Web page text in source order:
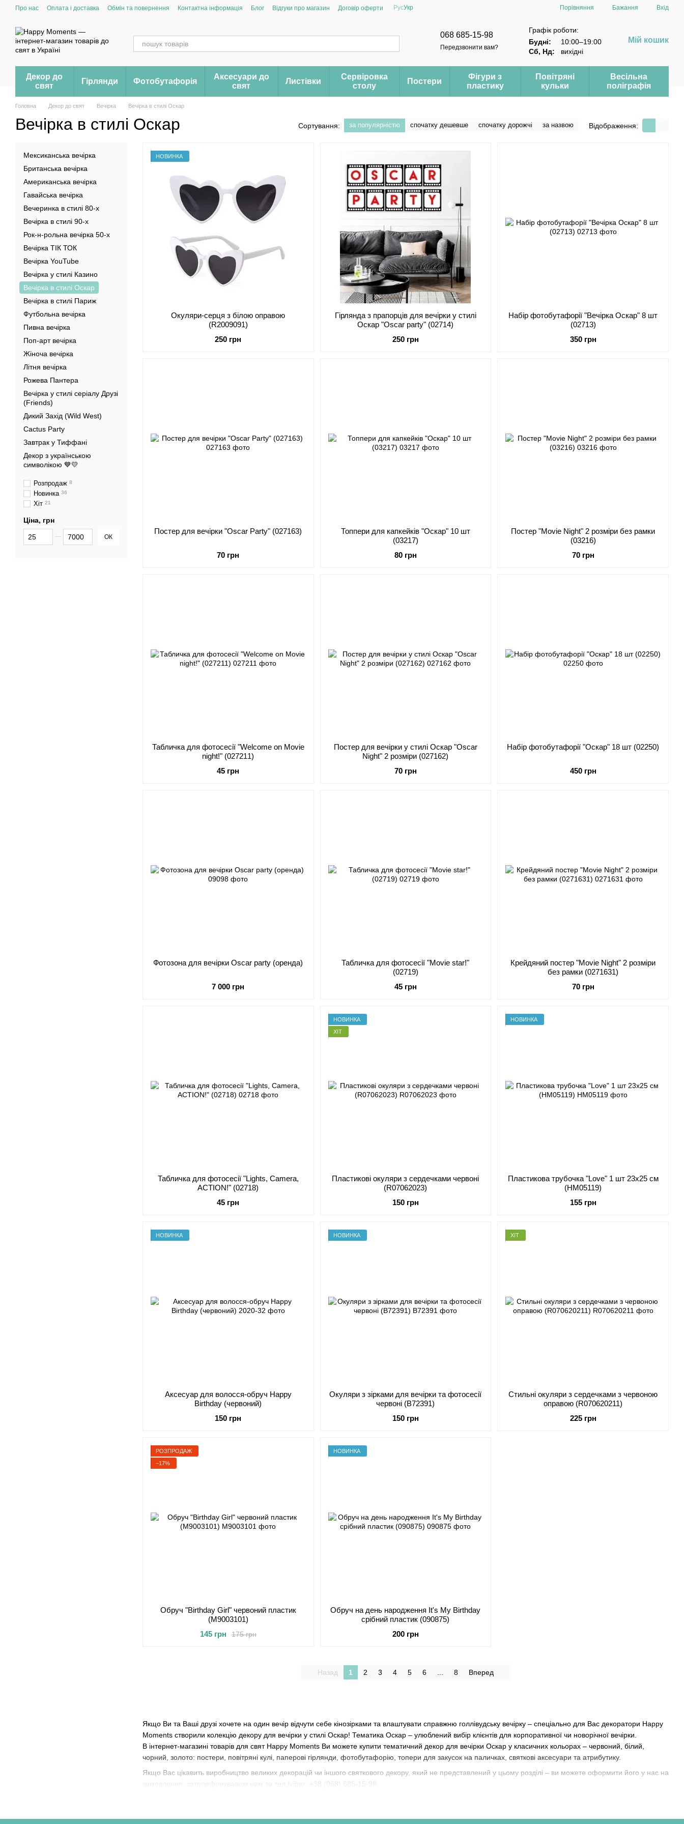
Перейти до основного контенту
Про нас Оплата і доставка Обмін та повернення Контактна інформація Блог Відгуки про магазин Договір оферти РусУкр Порівняння Бажання Вхід
068 685-15-98
Передзвонити вам?
Графік роботи:
Будні:
10:00–19:00
Сб, Нд:
вихідні
Мій кошик
Декор до
свят
Гірлянди Фотобутафорія
Аксесуари до
свят
Листівки
Сервіровка
столу
Постери
Фігури з
пластику
Повітряні
кульки
Весільна
поліграфія
Головна Декор до свят Вечірка Вечірка в стилі Оскар
Вечірка в стилі Оскар Сортування: за популярністю спочатку дешевше спочатку дорожчі за назвою Відображення:
Якщо Ви та Ваші друзі хочете на один вечір відчути себе кінозірками та влаштувати справжню голлівудську вечірку – спеціально для Вас декоратори Happy
Moments створили колекцію декору для вечірки у стилі Оскар! Тематика Оскар – улюблений вибір клієнтів для корпоративної чи новорічної вечірки.
В інтернет-магазині товарів для свят Happy Moments Ви можете купити тематичний декор для вечірки Оскар у класичних кольорах – червоний, білий,
чорний, золото: постери, повітряні кулі, паперові гірлянди, фотобутафорію, топери для закусок на паличках, святкові аксесуари та атрибутику.
Якщо Вас цікавить виробництво великих декорацій чи іншого святкового декору, який не представлений у цьому розділі – ви можете оформити його у нас на
замовлення, зателефонувавши нам за тел./viber: +38 (068) 685-15-98
НОВИНКА
Окуляри-серця з білою оправою
(R2009091)
250 грн
Гірлянда з прапорців для вечірки у стилі
Оскар "Oscar party" (02714)
250 грн
Набір фотобутафорії "Вечірка Оскар" 8 шт
(02713)
350 грн
Постер для вечірки "Oscar Party" (027163)
70 грн
Топпери для капкейків "Оскар" 10 шт
(03217)
80 грн
Постер "Movie Night" 2 розміри без рамки
(03216)
70 грн
Табличка для фотосесії "Welcome on Movie
night!" (027211)
45 грн
Постер для вечірки у стилі Оскар "Oscar
Night" 2 розміри (027162)
70 грн
Набір фотобутафорії "Оскар" 18 шт (02250)
450 грн
Фотозона для вечірки Oscar party (оренда)
7 000 грн
Табличка для фотосесії "Movie star!"
(02719)
45 грн
Крейдяний постер "Movie Night" 2 розміри
без рамки (0271631)
70 грн
Табличка для фотосесії "Lights, Camera,
ACTION!" (02718)
45 грн
НОВИНКА
ХІТ
Пластикові окуляри з сердечками червоні
(R07062023)
150 грн
НОВИНКА
Пластикова трубочка "Love" 1 шт 23х25 см
(HM05119)
155 грн
НОВИНКА
Аксесуар для волосся-обруч Happy
Birthday (червоний)
150 грн
НОВИНКА
Окуляри з зірками для вечірки та фотосесії
червоні (B72391)
150 грн
ХІТ
Стильні окуляри з сердечками з червоною
оправою (R070620211)
225 грн
РОЗПРОДАЖ
−17%
Обруч "Birthday Girl" червоний пластик
(M9003101)
175 грн
145 грн
НОВИНКА
Обруч на день народження It's My Birthday
срібний пластик (090875)
200 грн
Назад 1 2 3 4 5 6 8 Вперед
Мексиканська вечірка
Британська вечірка
Американська вечірка
Гавайська вечірка
Вечеринка в стилі 80-х
Вечірка в стилі 90-х
Рок-н-рольна вечірка 50-х
Вечірка ТІК ТОК
Вечірка YouTube
Вечірка у стилі Казино
Вечірка в стилі Оскар
Вечірка в стилі Париж
Футбольна вечірка
Пивна вечірка
Поп-арт вечірка
Жіноча вечірка
Літня вечірка
Рожева Пантера
Вечірка у стилі серіалу Друзі
(Friends)
Дикий Захід (Wild West)
Cactus Party
Завтрак у Тиффані
Декор з українською
символікою 💙💛
Розпродаж 8
Новинка 36
Хіт 21
Ціна, грн
Від Ціна, грн
До Ціна, грн ОК